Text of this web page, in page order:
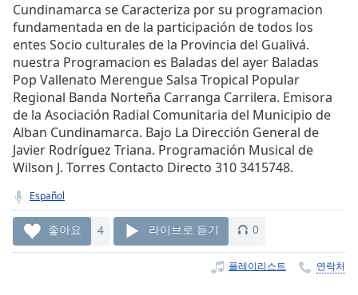
currently
behind
liveLIVE
Remaining
Time-
Playback
Rate
Chapters
Descriptions
Cundinamarca se Caracteriza por su programacion
fundamentada en de la participación de todos los
entes Socio culturales de la Provincia del Gualivá.
nuestra Programacion es Baladas del ayer Baladas
Pop Vallenato Merengue Salsa Tropical Popular
Regional Banda Norteña Carranga Carrilera. Emisora
de la Asociación Radial Comunitaria del Municipio de
Alban Cundinamarca. Bajo La Dirección General de
Javier Rodríguez Triana. Programación Musical de
Wilson J. Torres Contacto Directo 310 3415748.
Español
좋아요 4 라이브로 듣기 0
플레이리스트 연락처